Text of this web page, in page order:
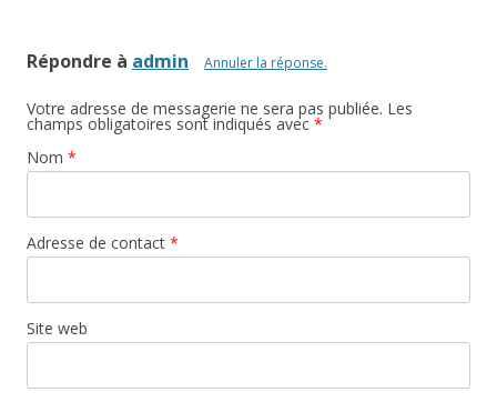
Répondre à admin Annuler la réponse.
Votre adresse de messagerie ne sera pas publiée. Les
champs obligatoires sont indiqués avec *
Nom *
Adresse de contact *
Site web